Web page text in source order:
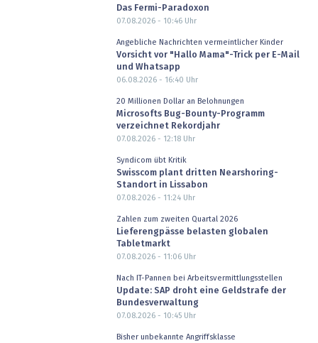
Das Fermi-Paradoxon
07.08.2026 - 10:46Uhr
Angebliche Nachrichten vermeintlicher Kinder
Vorsicht vor "Hallo Mama"-Trick per E-Mail
und Whatsapp
06.08.2026 - 16:40 Uhr
20 Millionen Dollar an Belohnungen
Microsofts Bug-Bounty-Programm
verzeichnet Rekordjahr
07.08.2026 - 12:18Uhr
Syndicom übt Kritik
Swisscom plant dritten Nearshoring-
Standort in Lissabon
07.08.2026 - 11:24Uhr
Zahlen zum zweiten Quartal 2026
Lieferengpässe belasten globalen
Tabletmarkt
07.08.2026 - 11:06Uhr
Nach IT-Pannen bei Arbeitsvermittlungsstellen
Update: SAP droht eine Geldstrafe der
Bundesverwaltung
07.08.2026 - 10:45Uhr
Bisher unbekannte Angriffsklasse